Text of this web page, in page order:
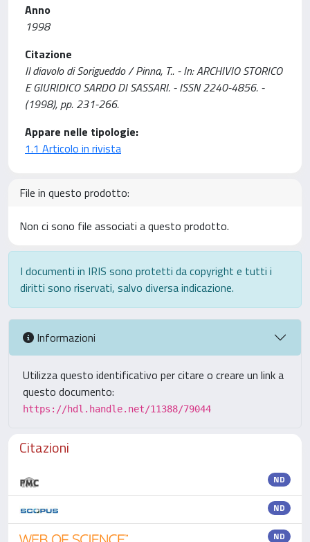
Anno
1998
Citazione
Il diavolo di Sorigueddo / Pinna, T.. - In: ARCHIVIO STORICO
E GIURIDICO SARDO DI SASSARI. - ISSN 2240-4856. -
(1998), pp. 231-266.
Appare nelle tipologie:
1.1 Articolo in rivista
File in questo prodotto:
Non ci sono file associati a questo prodotto.
I documenti in IRIS sono protetti da copyright e tutti i
diritti sono riservati, salvo diversa indicazione.
Informazioni
Utilizza questo identificativo per citare o creare un link a
questo documento:
https://hdl.handle.net/11388/79044
Citazioni
ND
ND
ND